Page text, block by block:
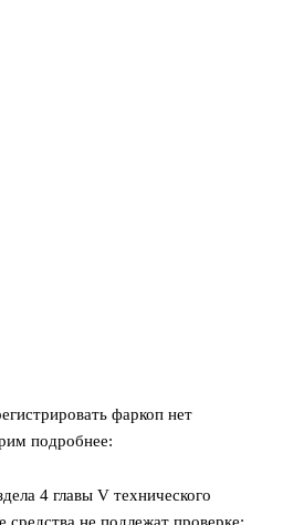
фаркоп нет
подробнее:
4 главы V технического